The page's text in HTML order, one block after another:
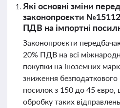
Які основні зміни
законопроєкти
ПДВ на імпортні
Законопроєкти
20% ПДВ на всі
покупки на іноземних
зниження
посилок з 150 до 45 євро,
обробку таких